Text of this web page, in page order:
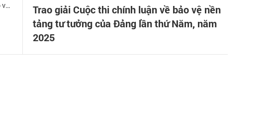
vệ
Trao giải Cuộc thi chính luận về bảo vệ nền
tảng tư tưởng của Đảng lần thứ Năm, năm
2025